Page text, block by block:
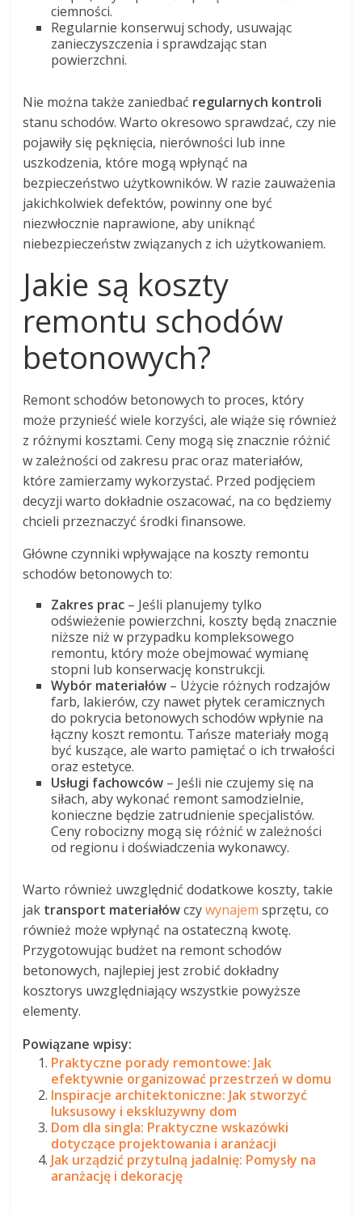
ciemności.
Regularnie konserwuj schody, usuwając
zanieczyszczenia i sprawdzając stan
powierzchni.
Nie można także zaniedbać regularnych kontroli
stanu schodów. Warto okresowo sprawdzać, czy nie
pojawiły się pęknięcia, nierówności lub inne
uszkodzenia, które mogą wpłynąć na
bezpieczeństwo użytkowników. W razie zauważenia
jakichkolwiek defektów, powinny one być
niezwłocznie naprawione, aby uniknąć
niebezpieczeństw związanych z ich użytkowaniem.
Jakie są koszty
remontu schodów
betonowych?
Remont schodów betonowych to proces, który
może przynieść wiele korzyści, ale wiąże się również
z różnymi kosztami. Ceny mogą się znacznie różnić
w zależności od zakresu prac oraz materiałów,
które zamierzamy wykorzystać. Przed podjęciem
decyzji warto dokładnie oszacować, na co będziemy
chcieli przeznaczyć środki finansowe.
Główne czynniki wpływające na koszty remontu
schodów betonowych to:
Zakres prac – Jeśli planujemy tylko
odświeżenie powierzchni, koszty będą znacznie
niższe niż w przypadku kompleksowego
remontu, który może obejmować wymianę
stopni lub konserwację konstrukcji.
Wybór materiałów – Użycie różnych rodzajów
farb, lakierów, czy nawet płytek ceramicznych
do pokrycia betonowych schodów wpłynie na
łączny koszt remontu. Tańsze materiały mogą
być kuszące, ale warto pamiętać o ich trwałości
oraz estetyce.
Usługi fachowców – Jeśli nie czujemy się na
siłach, aby wykonać remont samodzielnie,
konieczne będzie zatrudnienie specjalistów.
Ceny robocizny mogą się różnić w zależności
od regionu i doświadczenia wykonawcy.
Warto również uwzględnić dodatkowe koszty, takie
jak transport materiałówczywynajem sprzętu, co
również może wpłynąć na ostateczną kwotę.
Przygotowując budżet na remont schodów
betonowych, najlepiej jest zrobić dokładny
kosztorys uwzględniający wszystkie powyższe
elementy.
Powiązane wpisy:
Praktyczne porady remontowe: Jak
efektywnie organizować przestrzeń w domu
Inspiracje architektoniczne: Jak stworzyć
luksusowy i ekskluzywny dom
Dom dla singla: Praktyczne wskazówki
dotyczące projektowania i aranżacji
Jak urządzić przytulną jadalnię: Pomysły na
aranżację i dekorację